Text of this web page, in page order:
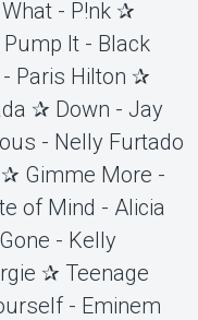
- P!nk ✰
It - Black
Paris Hilton ✰
✰ Down - Jay
- Nelly Furtado
Gimme More -
of Mind - Alicia
- Kelly
✰ Teenage
- Eminem